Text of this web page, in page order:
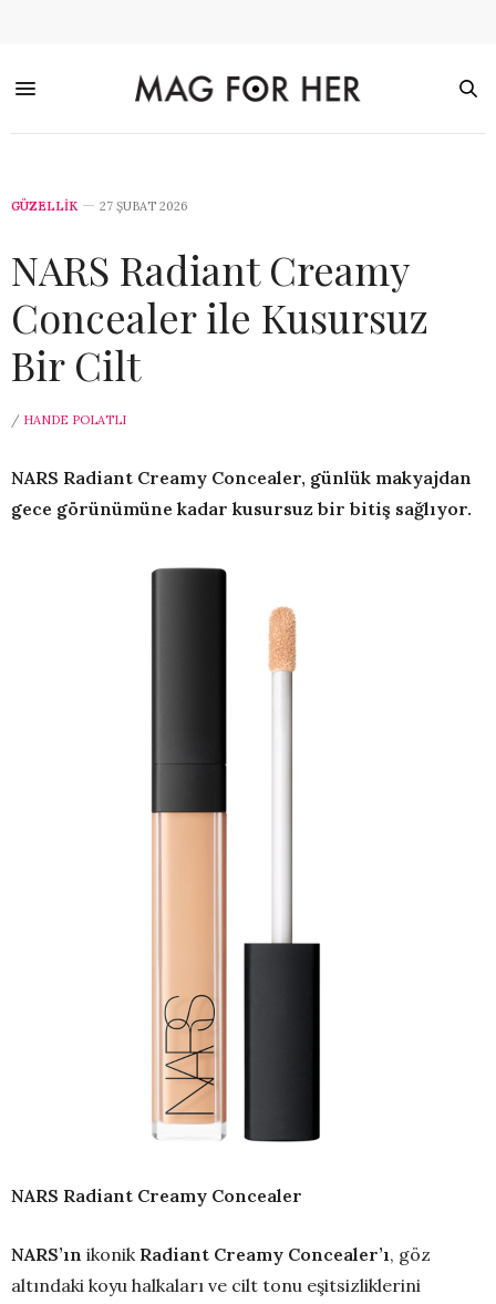
GÜZELLİK 27 ŞUBAT 2026
NARS Radiant Creamy
Concealer ile Kusursuz
Bir Cilt
/ HANDE POLATLI
NARS Radiant Creamy Concealer, günlük makyajdan
gece görünümüne kadar kusursuz bir bitiş sağlıyor.
NARS Radiant Creamy Concealer
NARS’ın ikonikRadiant Creamy Concealer’ı, göz
altındaki koyu halkaları ve cilt tonu eşitsizliklerini